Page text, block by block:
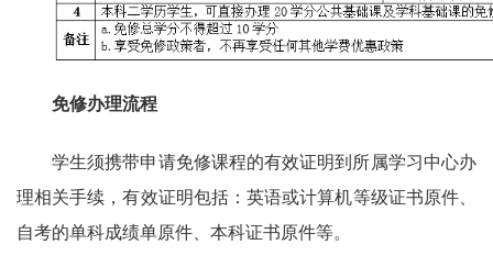
免修办理流程
学生须携带申请免修课程的有效证明到所属学习中心办
理相关手续，有效证明包括：英语或计算机等级证书原件、
自考的单科成绩单原件、本科证书原件等。